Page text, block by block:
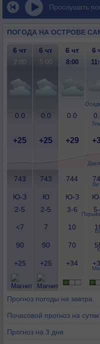
Прослушать
ПОГОДА НА ОСТРОВЕ
6 чт 6 чт 6 чт 6
2:00 5:00 8:00
0.0 0.0 0.0
+25 +25 +29
743 743 744
Ю-З
2-5
Ю
2-5
Ю-З
3-6
<7 7 10
90 90 70
+25 +25 +34
Прогноз погоды на завтра
Почасовой прогноз на сутки
Прогноз на 3 дня